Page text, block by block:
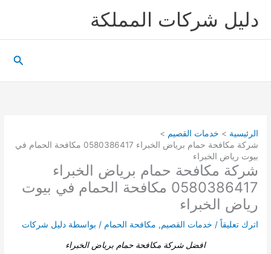
دليل شركات المملكة
الرئيسية
خدمات القصيم
شركة مكافحة حمام برياض الخبراء 0580386417 مكافحة الحمام في
بيوت رياض الخبراء
شركة مكافحة حمام برياض الخبراء
0580386417 مكافحة الحمام في بيوت
رياض الخبراء
اترك تعليقاً / خدمات القصيم, مكافحة الحمام / بواسطة دليل شركات
افضل شركة مكافحة حمام برياض الخبراء